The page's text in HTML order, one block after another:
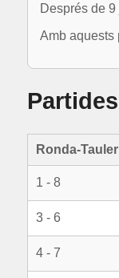
Després de
Amb aquests
Partides
Ronda-Tauler
1 - 8
3 - 6
4 - 7